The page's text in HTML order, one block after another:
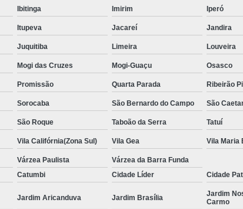
Locação de Toalha de Banho
Aluguel de Toalha
Aluguel de Toalha para
Locação de Toalha de
Locação de Toalha para
Locação de Toalha para
Locação de
Locação de Toalhas de
Locação de Toalha Branca
Locação de Toalha de
Locação de Toalha de Rosto e
Ibitinga Imirim Iperó
Itupeva Jacareí Jandira
Juquitiba Limeira Louveira
Mogi das Cruzes Mogi-Guaçu Osasco
Promissão Quarta Parada Ribeirão
Sorocaba São Bernardo do Campo São
São Roque Taboão da Serra Tatuí
Vila Califórnia(Zona Sul) Vila Gea Vila Maria
Várzea Paulista
Várzea da Barra Funda
Catumbi Cidade Líder Cidade
Jardim Aricanduva Jardim Brasília
Jardim
Carmo